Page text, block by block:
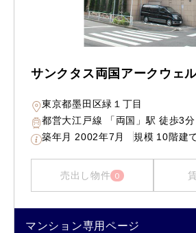
サンクタス両国アークウェ
東京都墨田区緑１丁目
都営大江戸線 「両国」駅 徒歩3分
築年月 2002年7月 規模 10階建
売出し物件 0
マンション専用ページ